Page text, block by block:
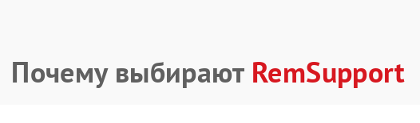
Почему выбирают RemSupport